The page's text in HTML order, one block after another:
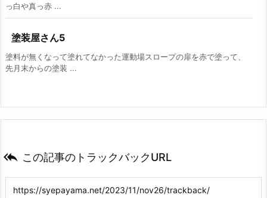
っ白や真っ赤 ...
塗装屋さん5
塗料が無くなって塗れてなかった運動場スロープの扉を赤で塗って、
先月末からの塗装 ...
 この記事のトラックバックURL